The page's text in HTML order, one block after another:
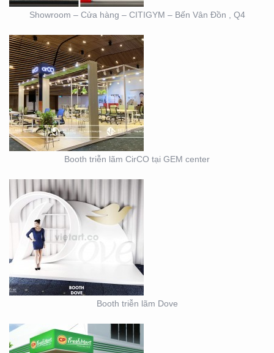
Showroom – Cửa hàng – CITIGYM – Bến Vân Đồn , Q4
Booth triễn lãm CirCO tại GEM center
BOOTH TRIỄN LÃM
DOVE
Booth triễn lãm Dove
THIẾT KẾ THI CÔNG
NỘI THẤT SHOWROOM
– CỬA HÀNG